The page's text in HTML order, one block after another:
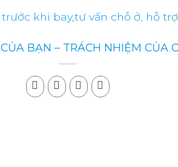
khi bay,tư vấn chỗ ở, hỗ
BẠN – TRÁCH NHIỆM CỦA